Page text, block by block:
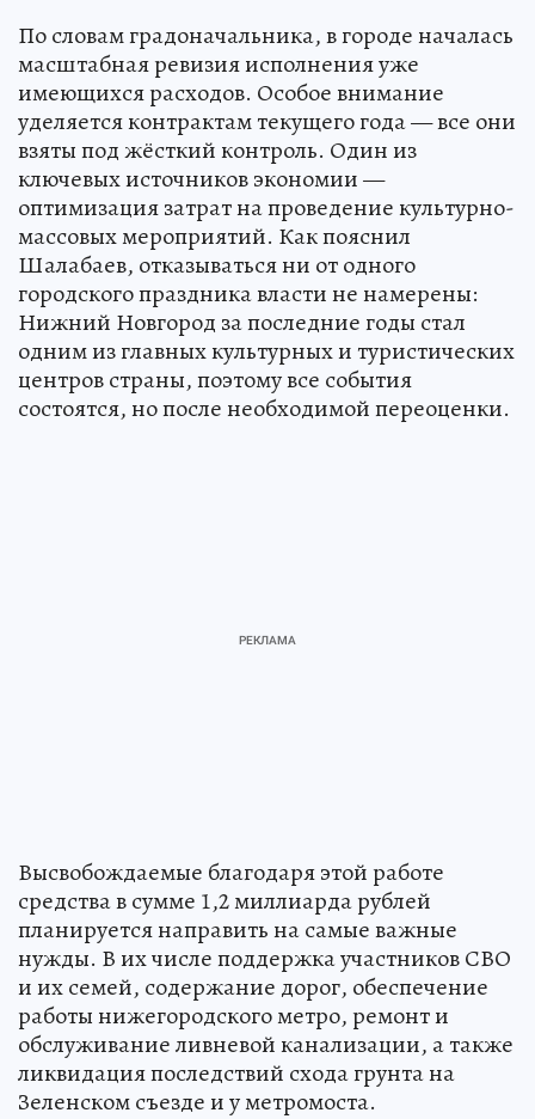
По словам градоначальника, в городе началась
масштабная ревизия исполнения уже
имеющихся расходов. Особое внимание
уделяется контрактам текущего года — все они
взяты под жёсткий контроль. Один из
ключевых источников экономии —
оптимизация затрат на проведение культурно-
массовых мероприятий. Как пояснил
Шалабаев, отказываться ни от одного
городского праздника власти не намерены:
Нижний Новгород за последние годы стал
одним из главных культурных и туристических
центров страны, поэтому все события
состоятся, но после необходимой переоценки.
Высвобождаемые благодаря этой работе
средства в сумме 1,2 миллиарда рублей
планируется направить на самые важные
нужды. В их числе поддержка участников СВО
и их семей, содержание дорог, обеспечение
работы нижегородского метро, ремонт и
обслуживание ливневой канализации, а также
ликвидация последствий схода грунта на
Зеленском съезде и у метромоста.